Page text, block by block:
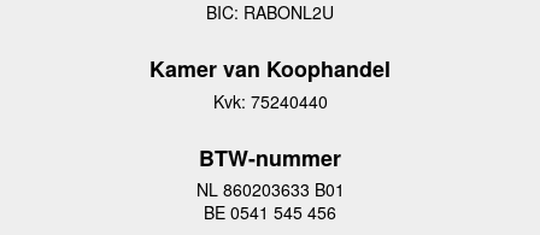
BIC: RABONL2U
Kamer van Koophandel
Kvk: 75240440
BTW-nummer
NL 860203633 B01
BE 0541 545 456